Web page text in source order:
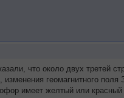
что около двух третей
геомагнитного
имеет желтый или